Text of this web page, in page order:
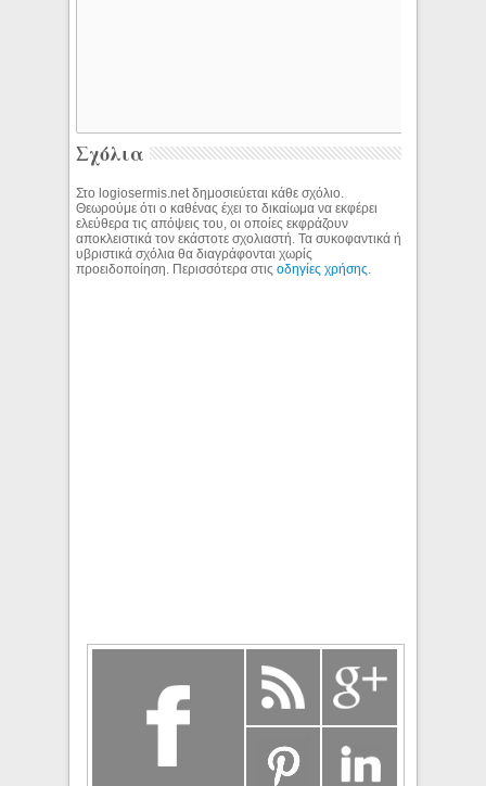
Σχόλια
Στο logiosermis.net δημοσιεύεται κάθε σχόλιο.
Θεωρούμε ότι ο καθένας έχει το δικαίωμα να εκφέρει
ελεύθερα τις απόψεις του, οι οποίες εκφράζουν
αποκλειστικά τον εκάστοτε σχολιαστή. Τα συκοφαντικά ή
υβριστικά σχόλια θα διαγράφονται χωρίς
προειδοποίηση. Περισσότερα στιςοδηγίες χρήσης